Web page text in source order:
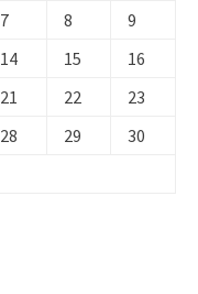
7 8
9
14 15
16
21 22
23
28 29
30